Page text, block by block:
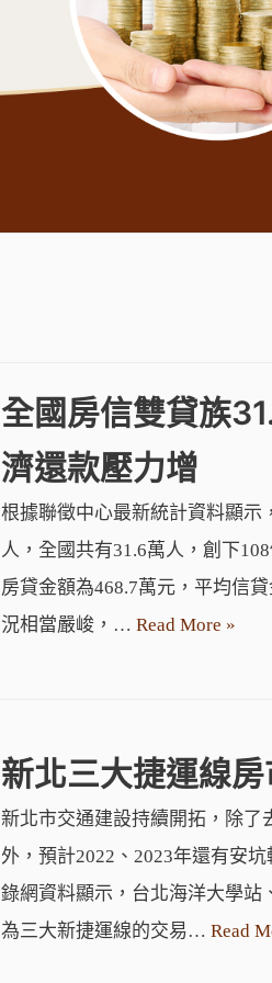
全國房信雙貸族
濟還款壓力增
根據聯徵中心最新統計資料顯示
人，全國共有31.6萬人，創下
房貸金額為468.7萬元，平均信
況相當嚴峻，…Read More »
新北三大捷運線
新北市交通建設持續開拓，除了
外，預計2022、2023年還有安
錄網資料顯示，台北海洋大學站
為三大新捷運線的交易…Read